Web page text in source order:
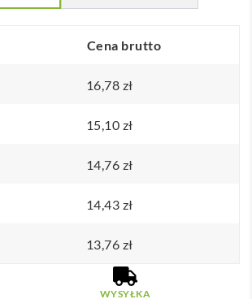
Cena brutto
16,78 zł
15,10 zł
14,76 zł
14,43 zł
13,76 zł
WYSYŁKA